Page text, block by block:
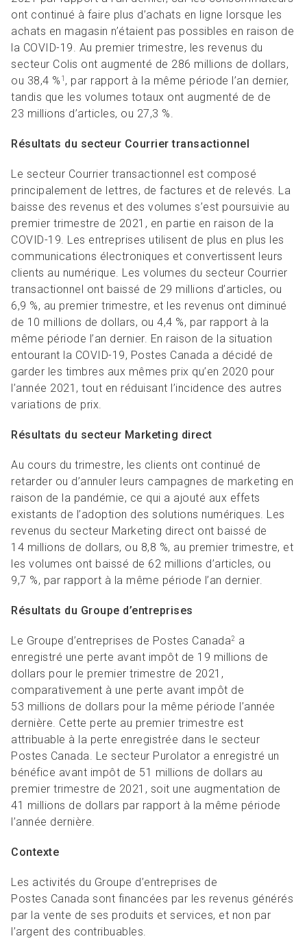
ont continué à faire plus d’achats en ligne lorsque les
achats en magasin n’étaient pas possibles en raison de
la COVID-19. Au premier trimestre, les revenus du
secteur Colis ont augmenté de 286 millions de dollars,
ou 38,4 % 1 , par rapport à la même période l’an dernier,
tandis que les volumes totaux ont augmenté de de
23 millions d’articles, ou 27,3 %.
Résultats du secteur Courrier transactionnel
Le secteur Courrier transactionnel est composé
principalement de lettres, de factures et de relevés. La
baisse des revenus et des volumes s’est poursuivie au
premier trimestre de 2021, en partie en raison de la
COVID-19. Les entreprises utilisent de plus en plus les
communications électroniques et convertissent leurs
clients au numérique. Les volumes du secteur Courrier
transactionnel ont baissé de 29 millions d’articles, ou
6,9 %, au premier trimestre, et les revenus ont diminué
de 10 millions de dollars, ou 4,4 %, par rapport à la
même période l’an dernier. En raison de la situation
entourant la COVID-19, Postes Canada a décidé de
garder les timbres aux mêmes prix qu’en 2020 pour
l’année 2021, tout en réduisant l’incidence des autres
variations de prix.
Résultats du secteur Marketing direct
Au cours du trimestre, les clients ont continué de
retarder ou d’annuler leurs campagnes de marketing en
raison de la pandémie, ce qui a ajouté aux effets
existants de l’adoption des solutions numériques. Les
revenus du secteur Marketing direct ont baissé de
14 millions de dollars, ou 8,8 %, au premier trimestre, et
les volumes ont baissé de 62 millions d’articles, ou
9,7 %, par rapport à la même période l’an dernier.
Résultats du Groupe d’entreprises
Le Groupe d’entreprises de Postes Canada2
a
enregistré une perte avant impôt de 19 millions de
dollars pour le premier trimestre de 2021,
comparativement à une perte avant impôt de
53 millions de dollars pour la même période l’année
dernière. Cette perte au premier trimestre est
attribuable à la perte enregistrée dans le secteur
Postes Canada. Le secteur Purolator a enregistré un
bénéfice avant impôt de 51 millions de dollars au
premier trimestre de 2021, soit une augmentation de
41 millions de dollars par rapport à la même période
l’année dernière.
Contexte
Les activités du Groupe d’entreprises de
Postes Canada sont financées par les revenus générés
par la vente de ses produits et services, et non par
l’argent des contribuables.